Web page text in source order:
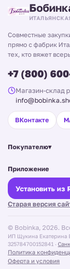
под
упругим
шерстяной:
или с нитью-
Вопросы и
Что такое
Чем уакайя
Теплее ли
Сколько
Совместные
прямо с фабрик
тех, кто вяжет
+7 (800)
Магазин-склад
ВКонтакте
Покупателю▾
Приложение
Установить из
Старая версия
© Bobinka, 2026.
ИП Щукина Екатерина
325784700152841 ·
Политика
Оферта и условия